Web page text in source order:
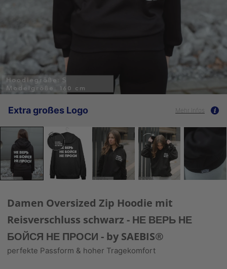
Extra großes Logo Mehr Infos
Damen Oversized Zip Hoodie mit
Reisverschluss schwarz - НЕ ВЕРЬ НЕ
БОЙСЯ НЕ ПРОСИ - by SAEBIS®
perfekte Passform & hoher Tragekomfort